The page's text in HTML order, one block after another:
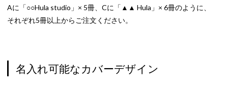
Aに「○○Hula studio」× 5冊、Cに「▲▲ Hula」× 6冊のように、
それぞれ5冊以上からご注文ください。
名入れ可能なカバーデザイン